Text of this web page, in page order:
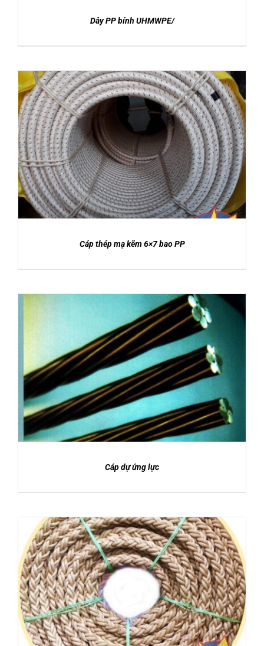
Dây PP bính UHMWPE/
Được xếp
hạng5.005
sao
DETAILS
Cáp thép mạ kẽm 6×7 bao PP
Được xếp
hạng5.005
sao
DETAILS
Cáp dự ứng lực